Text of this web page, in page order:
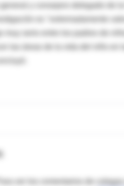
general y consejero delegado de
es "extremadamente
muy serio entre los padres de
las áreas de la vida del niño
Para ver los comentarios de